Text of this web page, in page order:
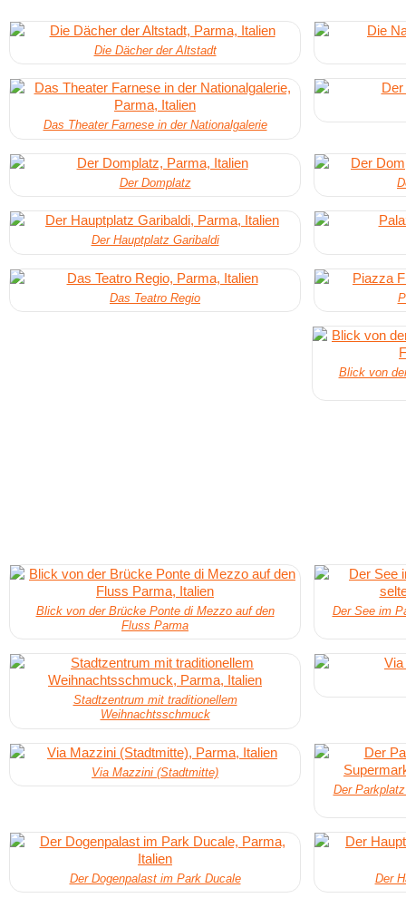
Die Dächer der Altstadt
Das Theater Farnese in der Nationalgalerie
Der Domplatz
Der Hauptplatz Garibaldi
Das Teatro Regio
Blick von
Blick von der Brücke Ponte di Mezzo auf den
Fluss Parma
Der See im
Stadtzentrum mit traditionellem
Weihnachtsschmuck
Via Mazzini (Stadtmitte)
Der
Der Dogenpalast im Park Ducale Der